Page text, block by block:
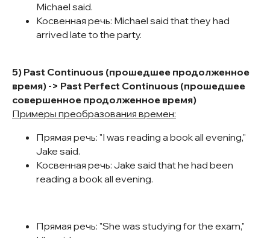
Michael said.
Косвенная речь: Michael said that they had
arrived late to the party.
5) Past Continuous (прошедшее продолженное
время) -> Past Perfect Continuous (прошедшее
совершенное продолженное время)
Примеры преобразования времен:
Прямая речь: "I was reading a book all evening,"
Jake said.
Косвенная речь: Jake said that he had been
reading a book all evening.
Прямая речь: "She was studying for the exam,"